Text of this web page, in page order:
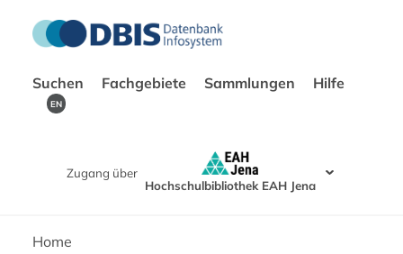
Suchen Fachgebiete Sammlungen Hilfe
EN
Zugang über
Hochschulbibliothek EAH Jena
Home